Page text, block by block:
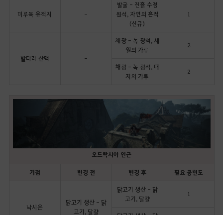
미루목 유적지 -
발굴 - 진흙 수정
원석, 자연의 흔적
(신규)
1
발타라 산맥 -
채광 - 녹 광석, 세
월의 가루
2
채광 - 녹 광석, 대
지의 가루
2
오드락시아 인근
거점 변경 전 변경 후 필요 공헌도
낙시온
닭고기 생산 - 닭
고기, 달걀
닭고기 생산 - 닭
고기, 달걀
1